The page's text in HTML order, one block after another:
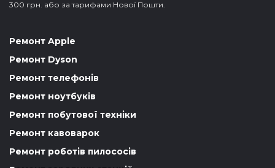
300 грн. або за тарифами Нової Пошти.
Ремонт Apple
Ремонт Dyson
Ремонт телефонів
Ремонт ноутбуків
Ремонт побутової техніки
Ремонт кавоварок
Ремонт роботів пилососів